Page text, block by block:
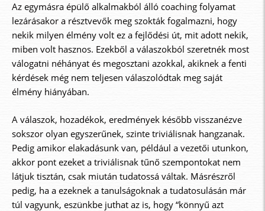
Az egymásra épülő alkalmakból álló coaching folyamat
lezárásakor a résztvevők meg szokták fogalmazni, hogy
nekik milyen élmény volt ez a fejlődési út, mit adott nekik,
miben volt hasznos. Ezekből a válaszokból szeretnék most
válogatni néhányat és megosztani azokkal, akiknek a fenti
kérdések még nem teljesen válaszolódtak meg saját
élmény hiányában.
A válaszok, hozadékok, eredmények később visszanézve
sokszor olyan egyszerűnek, szinte triviálisnak hangzanak.
Pedig amikor elakadásunk van, például a vezetői utunkon,
akkor pont ezeket a triviálisnak tűnő szempontokat nem
látjuk tisztán, csak miután tudatossá váltak. Másrészről
pedig, ha a ezeknek a tanulságoknak a tudatosulásán már
túl vagyunk, eszünkbe juthat az is, hogy “könnyű azt